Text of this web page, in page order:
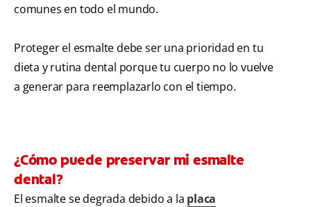
comunes en todo el mundo.
Proteger el esmalte debe ser una prioridad en tu
dieta y rutina dental porque tu cuerpo no lo vuelve
a generar para reemplazarlo con el tiempo.
¿Cómo puede preservar mi esmalte
dental?
El esmalte se degrada debido a la placa